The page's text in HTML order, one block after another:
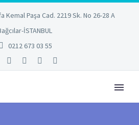
Kemal Paşa Cad. 2219 Sk. No 26-28 A
İSTANBUL
0212 673 03 55